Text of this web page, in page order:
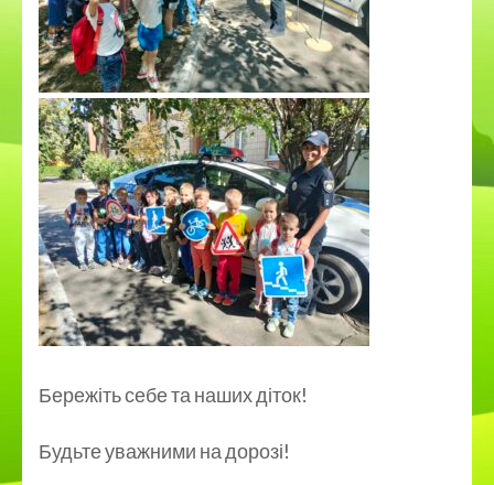
Бережіть себе та наших діток!
Будьте уважними на дорозі!